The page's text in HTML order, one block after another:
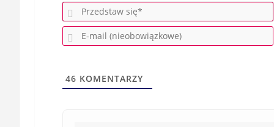
P
r
E
-
46 KOMENTARZY